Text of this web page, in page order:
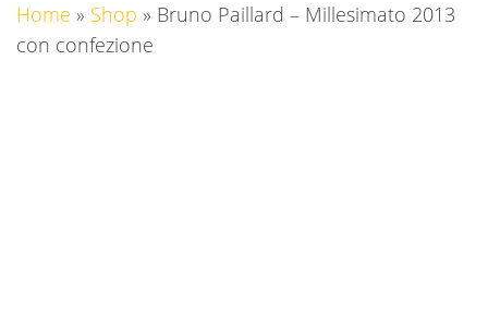
Home » Shop » Bruno Paillard – Millesimato 2013
con confezione